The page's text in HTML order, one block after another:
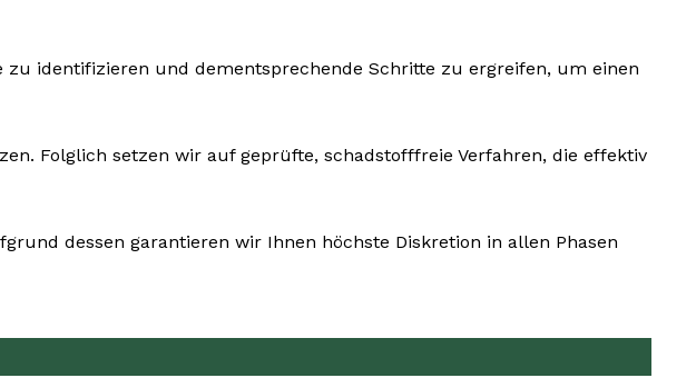
identifizieren und dementsprechende Schritte zu ergreifen, um einen
Folglich setzen wir auf geprüfte, schadstofffreie Verfahren, die effektiv
dessen garantieren wir Ihnen höchste Diskretion in allen Phasen